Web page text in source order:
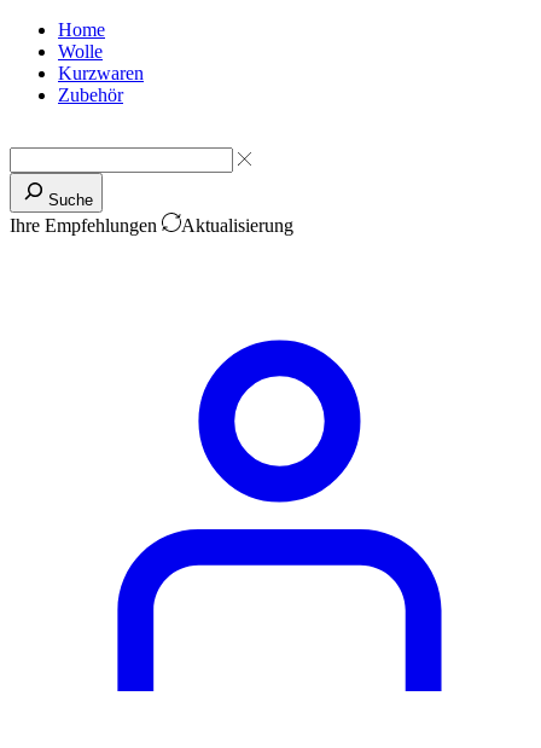
Home
Wolle
Kurzwaren
Zubehör
Suche
Ihre Empfehlungen Aktualisierung